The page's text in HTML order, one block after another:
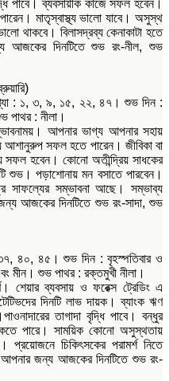
পাবে। ব্যবসায়ীক কাজে সফল হবেন।
পারেন। মাতৃস্বাস্থ্য ভালো যাবে। অসুস্থ
থাকবে। বিলাসদ্রব্য কেনাকাটা হতে
আজকের দিনটিতে শুভ রং-নীল, শুভ
: ১, ৩, ৯, ১৫, ২২, ৪৭। শুভ দিন :
পাথর : নীলা।
আপনার ভাগ্য আপনার সহায়
আশানুরুপ সফল হতে পারেন। জীবিকা বা
সফল হবেন। কোনো অতীন্দ্রিয় সাধকের
শুভ। পড়াশোনায় মন বসাতে পারবেন।
সাফল্যের সম্ভাবনা আছে। সম্ভাব্য
আজকের দিনটিতে শুভ রং-সাদা, শুভ
৪০, ৪৫। শুভ দিন : বৃহস্পতিবার ও
মীন। শুভ পাথর : রক্তমুখী নীলা।
শেয়ার ব্যবসায় ও ফরেক্স ট্রেডিং এ
দিনটি লাভ দায়ক। ব্যাংক ঋণ
তাগাদা বৃদ্ধি পাবে। বন্ধুর
পারে। সাময়িক কোনো অসুস্থতায়
প্রয়োজনে চিকিৎসকের পরামর্শ নিতে
আপনার জন্য আজকের দিনটিতে শুভ রং-